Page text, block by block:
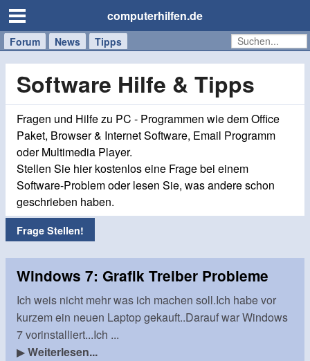
computerhilfen.de
Forum News Tipps
Handy
Windows
Mac
Software Hilfe & Tipps
Fragen und Hilfe zu PC - Programmen wie dem Office
Paket, Browser & Internet Software, Email Programm
oder Multimedia Player.
Stellen Sie hier kostenlos eine Frage bei einem
Software-Problem oder lesen Sie, was andere schon
geschrieben haben.
Frage Stellen!
Windows 7: Grafik Treiber Probleme
Ich weis nicht mehr was ich machen soll.Ich habe vor
kurzem ein neuen Laptop gekauft..Darauf war Windows
7 vorinstalliert...Ich ...
▶Weiterlesen...